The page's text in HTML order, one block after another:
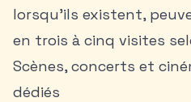
lorsqu’ils existent,
en trois à cinq visites
Scènes, concerts et
dédiés